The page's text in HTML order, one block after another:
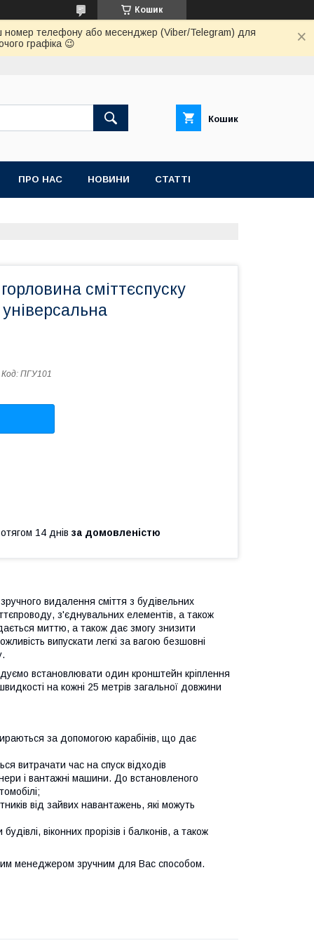
Кошик
номер телефону або месенджер (Viber/Telegram) для
графіка 😉
Кошик
ПРО НАС НОВИНИ СТАТТІ
сміттєспуску
Код: ПГУ101
14 днів за домовленістю
видалення сміття з будівельних
з'єднувальних елементів, а також
миттю, а також дає змогу знизити
випускати легкі за вагою безшовні
встановлювати один кронштейн кріплення
на кожні 25 метрів загальної довжини
за допомогою карабінів, що дає
витрачати час на спуск відходів
і вантажні машини. До встановленого
від зайвих навантажень, які можуть
віконних прорізів і балконів, а також
менеджером зручним для Вас способом.